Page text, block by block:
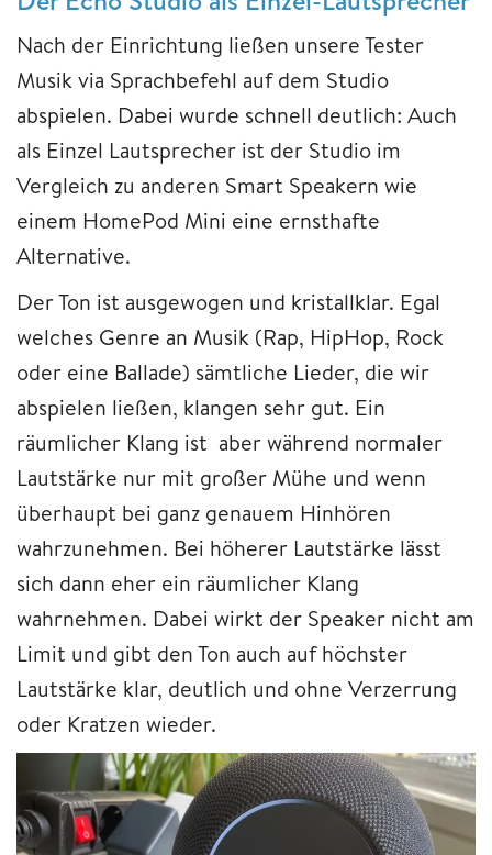
Nach der Einrichtung ließen unsere Tester
Musik via Sprachbefehl auf dem Studio
abspielen. Dabei wurde schnell deutlich: Auch
als Einzel Lautsprecher ist der Studio im
Vergleich zu anderen Smart Speakern wie
einem HomePod Mini eine ernsthafte
Alternative.
Der Ton ist ausgewogen und kristallklar. Egal
welches Genre an Musik (Rap, HipHop, Rock
oder eine Ballade) sämtliche Lieder, die wir
abspielen ließen, klangen sehr gut. Ein
räumlicher Klang ist aber während normaler
Lautstärke nur mit großer Mühe und wenn
überhaupt bei ganz genauem Hinhören
wahrzunehmen. Bei höherer Lautstärke lässt
sich dann eher ein räumlicher Klang
wahrnehmen. Dabei wirkt der Speaker nicht am
Limit und gibt den Ton auch auf höchster
Lautstärke klar, deutlich und ohne Verzerrung
oder Kratzen wieder.